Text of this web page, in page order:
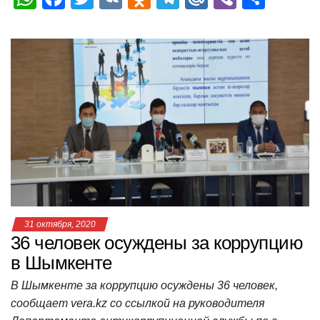
at
p
c
e
b
o
o
k
tt
er
n
kl
a
ss
ni
ki
e
gr
a
m
.R
u
er п
а
в
и
т
ь
31 октября, 2020
36 человек осуждены за коррупцию
в Шымкенте
В Шымкенте за коррупцию осуждены 36 человек,
сообщает vera.kz со ссылкой на руководителя